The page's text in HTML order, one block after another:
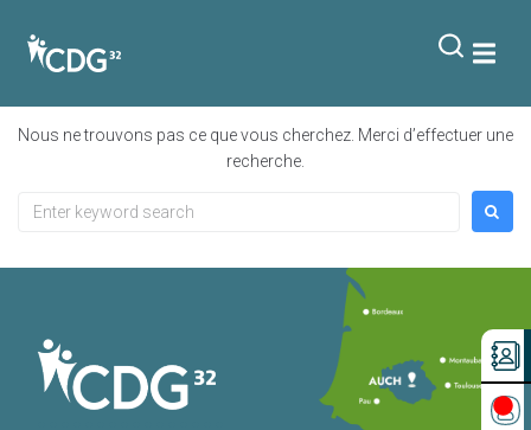
Nous ne trouvons pas ce que vous cherchez. Merci d’effectuer une
recherche.